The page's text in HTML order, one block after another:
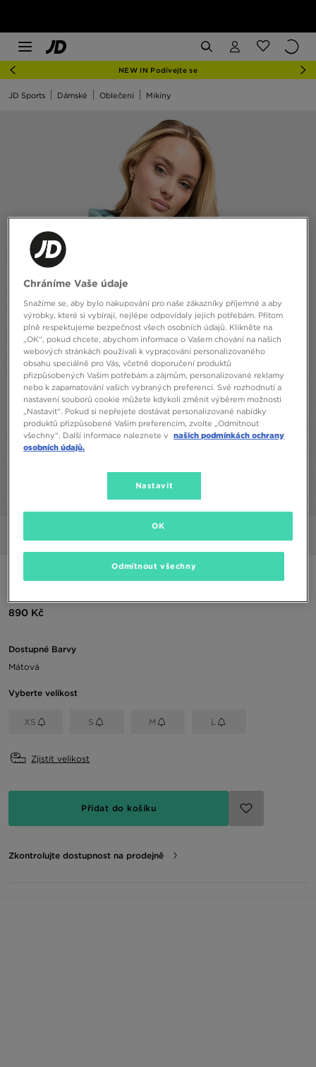
NEW IN Podívejte se
JD Sports Dámské Oblečení Mikiny
NIKE MIKINA S KAPUCÍ W NSW PHNX FLC STD PO HOODIE
890 Kč
Dostupné Barvy
Mátová
Vyberte velikost
XS S M L
Zjistit velikost
Přidat do košíku
Zkontrolujte dostupnost na prodejně
Chráníme Vaše údaje
Snažíme se, aby bylo nakupování pro naše zákazníky příjemné a aby
výrobky, které si vybírají, nejlépe odpovídaly jejich potřebám. Přitom
plně respektujeme bezpečnost všech osobních údajů. Klikněte na
„OK“, pokud chcete, abychom informace o Vašem chování na našich
webových stránkách používali k vypracování personalizovaného
obsahu speciálně pro Vás, včetně doporučení produktů
přizpůsobených Vašim potřebám a zájmům, personalizované reklamy
nebo k zapamatování vašich vybraných preferencí. Své rozhodnutí a
nastavení souborů cookie můžete kdykoli změnit výběrem možnosti
„Nastavit“. Pokud si nepřejete dostávat personalizované nabídky
produktů přizpůsobené Vašim preferencím, zvolte „Odmítnout
všechny“. Další informace naleznete v našich podmínkách ochrany
osobních údajů.
Nastavit
Odmítnout všechny
OK